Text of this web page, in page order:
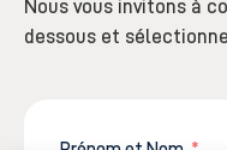
Nous vous invitons à
dessous et